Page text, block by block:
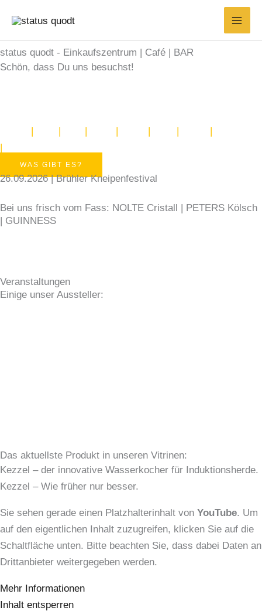
Inhalt
springen
status quodt - Einkaufszentrum | Café | BAR
Schön, dass Du uns besuchst!
| | | | | | |
|
WAS GIBT ES?
26.09.2026 | Brühler Kneipenfestival
Bei uns frisch vom Fass: NOLTE Cristall | PETERS Kölsch
| GUINNESS
Veranstaltungen
Einige unser Aussteller:
Das aktuellste Produkt in unseren Vitrinen:
Kezzel – der innovative Wasserkocher für Induktionsherde.
Kezzel – Wie früher nur besser.
Sie sehen gerade einen Platzhalterinhalt von YouTube. Um
auf den eigentlichen Inhalt zuzugreifen, klicken Sie auf die
Schaltfläche unten. Bitte beachten Sie, dass dabei Daten an
Drittanbieter weitergegeben werden.
Mehr Informationen
Inhalt entsperren
Ursprünglicher
Preis
Aktueller
Preis